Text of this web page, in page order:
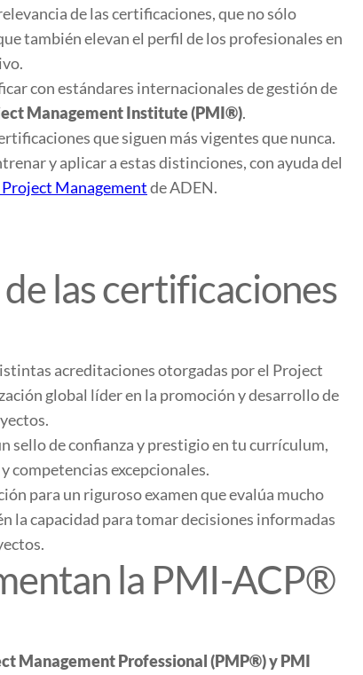
de las certificaciones, que no sólo
también elevan el perfil de los profesionales en
con estándares internacionales de gestión de
Management Institute (PMI®).
que siguen más vigentes que nunca.
y aplicar a estas distinciones, con ayuda del
Managementde ADEN.
las certificaciones
acreditaciones otorgadas por el Project
global líder en la promoción y desarrollo de
sello de confianza y prestigio en tu currículum,
competencias excepcionales.
para un riguroso examen que evalúa mucho
la capacidad para tomar decisiones informadas
la PMI-ACP®
Management Professional (PMP®) y PMI